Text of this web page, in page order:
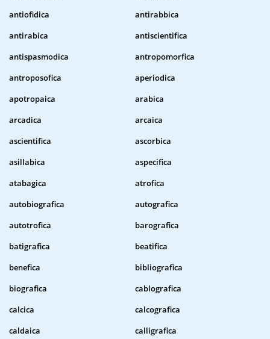
antiofidica
antirabbica
antirabica
antiscientifica
antispasmodica
antropomorfica
antroposofica
aperiodica
apotropaica
arabica
arcadica
arcaica
ascientifica
ascorbica
asillabica
aspecifica
atabagica
atrofica
autobiografica
autografica
autotrofica
barografica
batigrafica
beatifica
benefica
bibliografica
biografica
cablografica
calcica
calcografica
caldaica
calligrafica